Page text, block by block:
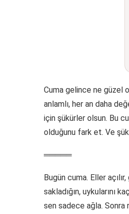
Cuma gelince ne güzel
anlamlı, her an daha
için şükürler olsun. Bu
olduğunu fark et. Ve
═════
Bugün cuma. Eller
sakladığın, uykularını
sen sadece ağla. Sonra